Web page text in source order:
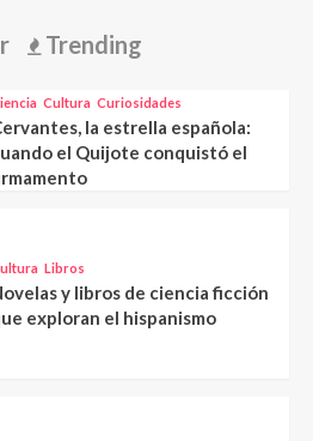
Trending
Cultura Curiosidades
la estrella española:
el Quijote conquistó el
Libros
y libros de ciencia ficción
exploran el hispanismo